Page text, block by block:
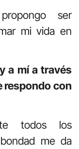
ser
mi vida en
a mí a través
respondo con
todos los
me da